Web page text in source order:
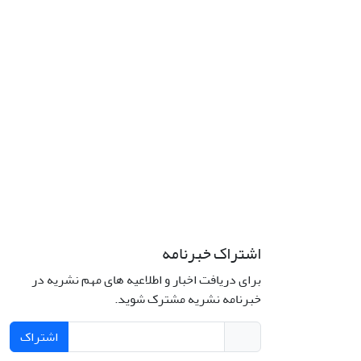
اشتراک خبرنامه
برای دریافت اخبار و اطلاعیه های مهم نشریه در
خبرنامه نشریه مشترک شوید.
اشتراک